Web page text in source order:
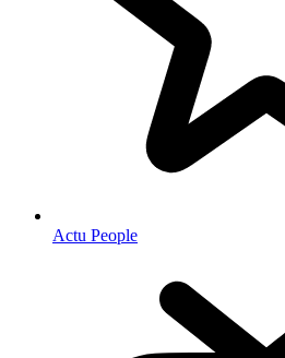
Actu People